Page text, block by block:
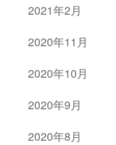
2021年2月
2020年11月
2020年10月
2020年9月
2020年8月